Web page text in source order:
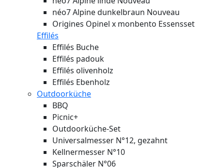
néo7 Alpine dunkelbraun Nouveau
Origines Opinel x monbento Essensset
Effilés
Effilés Buche
Effilés padouk
Effilés olivenholz
Effilés Ebenholz
Outdoorküche
BBQ
Picnic+
Outdoorküche-Set
Universalmesser N°12, gezahnt
Kellnermesser N°10
Sparschäler N°06